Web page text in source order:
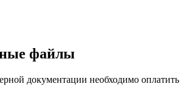
файлы
документации необходимо оплатить